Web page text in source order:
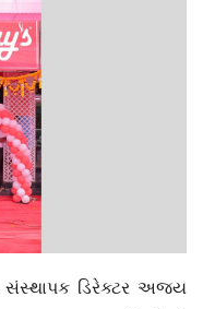
સંસ્થાપક ડિરેક્ટર અજય